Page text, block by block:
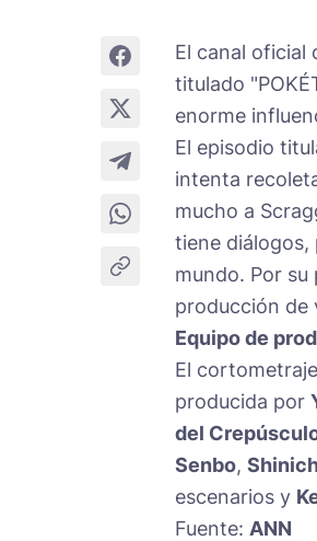
El canal oficial
titulado
enorme
El episodio
intenta
mucho a
tiene diálogos,
mundo. Por su
producción de
Equipo de
El
producida por
del
Senbo,
escenarios y
Fuente: ANN